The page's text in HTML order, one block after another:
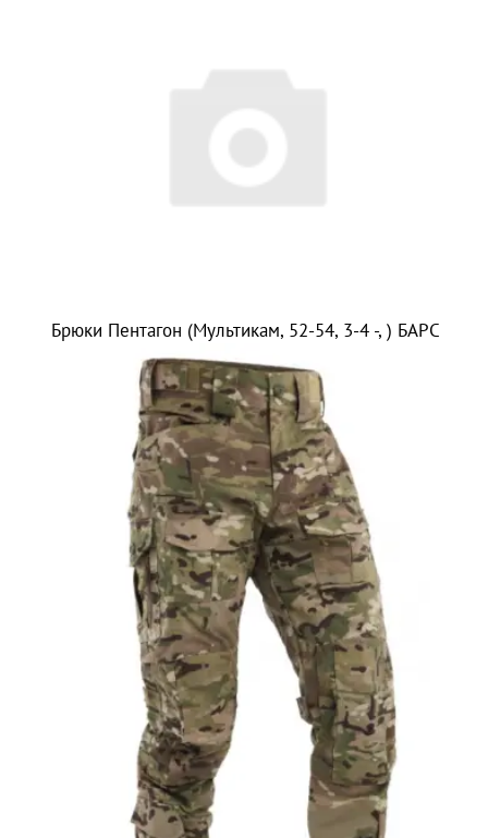
Брюки Пентагон (Мультикам, 52-54, 3-4 -, ) БАРС